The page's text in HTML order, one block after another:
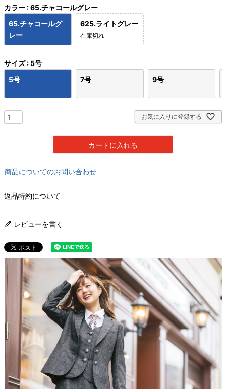
カラー 65.チャコールグレー
65.チャコールグ
レー
625.ライトグレー
在庫切れ
サイズ
5号
5号
7号 9号
お気に入りに登録する
カートに入れる
商品についてのお問い合わせ
返品特約について
レビューを書く